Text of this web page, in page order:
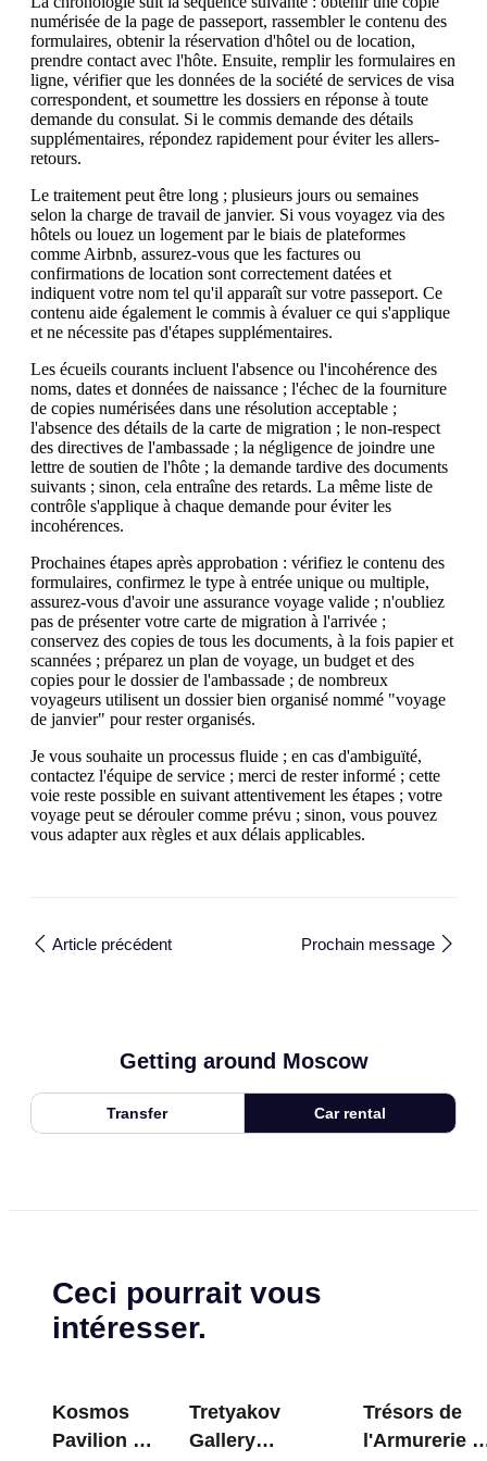
numérisée de la page de passeport, rassembler le contenu des
formulaires, obtenir la réservation d'hôtel ou de location,
prendre contact avec l'hôte. Ensuite, remplir les formulaires en
ligne, vérifier que les données de la société de services de visa
correspondent, et soumettre les dossiers en réponse à toute
demande du consulat. Si le commis demande des détails
supplémentaires, répondez rapidement pour éviter les allers-
retours.
Le traitement peut être long ; plusieurs jours ou semaines
selon la charge de travail de janvier. Si vous voyagez via des
hôtels ou louez un logement par le biais de plateformes
comme Airbnb, assurez-vous que les factures ou
confirmations de location sont correctement datées et
indiquent votre nom tel qu'il apparaît sur votre passeport. Ce
contenu aide également le commis à évaluer ce qui s'applique
et ne nécessite pas d'étapes supplémentaires.
Les écueils courants incluent l'absence ou l'incohérence des
noms, dates et données de naissance ; l'échec de la fourniture
de copies numérisées dans une résolution acceptable ;
l'absence des détails de la carte de migration ; le non-respect
des directives de l'ambassade ; la négligence de joindre une
lettre de soutien de l'hôte ; la demande tardive des documents
suivants ; sinon, cela entraîne des retards. La même liste de
contrôle s'applique à chaque demande pour éviter les
incohérences.
Prochaines étapes après approbation : vérifiez le contenu des
formulaires, confirmez le type à entrée unique ou multiple,
assurez-vous d'avoir une assurance voyage valide ; n'oubliez
pas de présenter votre carte de migration à l'arrivée ;
conservez des copies de tous les documents, à la fois papier et
scannées ; préparez un plan de voyage, un budget et des
copies pour le dossier de l'ambassade ; de nombreux
voyageurs utilisent un dossier bien organisé nommé "voyage
de janvier" pour rester organisés.
Je vous souhaite un processus fluide ; en cas d'ambiguïté,
contactez l'équipe de service ; merci de rester informé ; cette
voie reste possible en suivant attentivement les étapes ; votre
voyage peut se dérouler comme prévu ; sinon, vous pouvez
vous adapter aux règles et aux délais applicables.
Article précédent Prochain message
Getting around Moscow
Transfer Car rental
Ceci pourrait vous
intéresser.
Kosmos
Pavilion at
Tretyakov
Gallery
Trésors de
l'Armurerie